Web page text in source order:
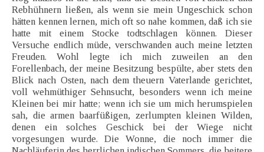
Rebhühnern ließen, als wenn sie mein Ungeschick schon
hätten kennen lernen, mich oft so nahe kommen, daß ich sie
hatte mit einem Stocke todtschlagen können. Dieser
Versuche endlich müde, verschwanden auch meine letzten
Freuden. Wohl legte ich mich zuweilen an den
Forellenbach, der meine Besitzung bespülte, aber stets den
Blick nach Osten, nach dem theuern Vaterlande gerichtet,
voll wehmüthiger Sehnsucht, besonders wenn ich meine
Kleinen bei mir hatte; wenn ich sie um mich herumspielen
sah, die armen baarfüßigen, zerlumpten kleinen Wilden,
denen ein solches Geschick bei der Wiege nicht
vorgesungen wurde. Die Wonne, die noch immer die